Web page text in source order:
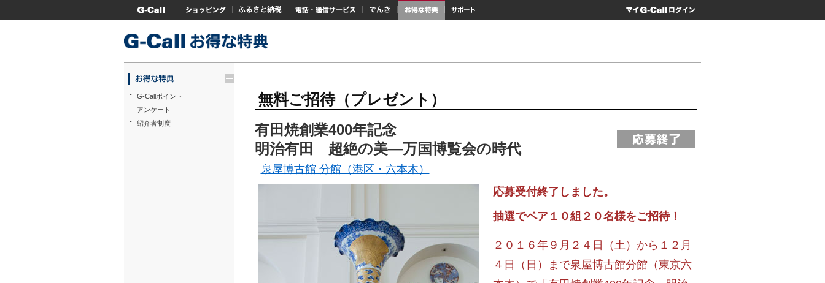
-
G-Callポイント
-
アンケート
-
紹介者制度
無料ご招待（プレゼント）
有田焼創業400年記念
明治有田 超絶の美―万国博覧会の時代
泉屋博古館 分館（港区・六本木）
応募受付終了しました。
抽選でペア１０組２０名様をご招待！
２０１６年９月２４日（土）から１２月
４日（日）まで泉屋博古館分館（東京六